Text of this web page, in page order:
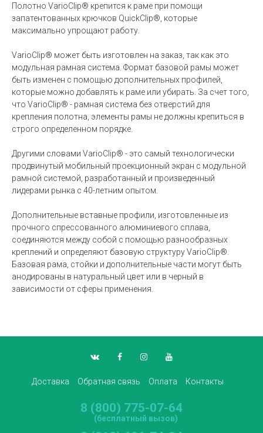
Полотно VarioClip® крепится к раме при помощи
запатентованных крючков QuickClip®, которые
максимально упрощают работу.
VarioClip® может быть изготовлен на заказ, так как это
модульная рамная система. Формат базовой рамы может
быть изменен с помощью дополнительных профилей,
которые можно добавлять к раме или убирать. За счет того,
что VarioClip® - рамная система без отверстий для
крепления полотна, элементы рамы не должны крепиться в
строго определенном порядке.
Другими словами VarioClip® - это самый технологически
продвинутый мобильный проекционный экран с модульной
рамной системой, разработанный и произведенный
лидерами рынка с 40-летним опытом.
Дополнительные вставные профили, изготовленные из
прочного спрессованного алюминиевого сплава,
соединяются между собой с помощью разнообразных
креплений и определяют базовую структуру VarioClip®.
Базовая рама, стойки и дополнительные части могут быть
анодированы в натуральный цвет или в черный в
зависимости от сферы применения.
Доставка Обратная связь Оплата Контакты
8 (800) 775-07-64
(бесплатный вызов)